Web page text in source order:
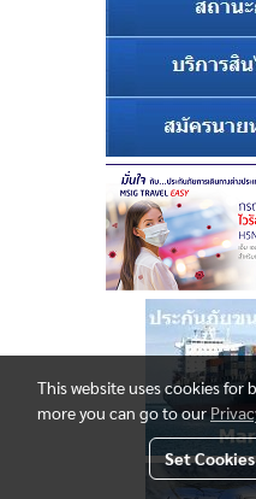
This website uses cookies for
more you can go to our
Set Cookies